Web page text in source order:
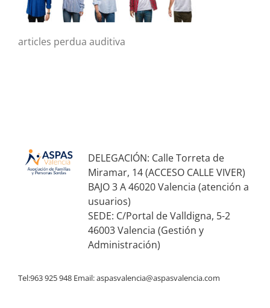
articles perdua auditiva
DELEGACIÓN: Calle Torreta de
Miramar, 14 (ACCESO CALLE VIVER)
BAJO 3 A 46020 Valencia (atención a
usuarios)
SEDE: C/Portal de Valldigna, 5-2
46003 Valencia (Gestión y
Administración)
Tel:963 925 948 Email:aspasvalencia@aspasvalencia.com